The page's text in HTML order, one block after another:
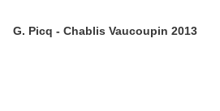
G. Picq - Chablis Vaucoupin 2013